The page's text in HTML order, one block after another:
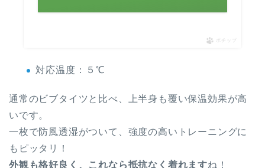
ポチップ
対応温度：５℃
通常のビブタイツと比べ、上半身も覆い保温効果が高
いです。
一枚で防風透湿がついて、強度の高いトレーニングに
もピッタリ！
外観も格好良く、これなら抵抗なく着れますね！